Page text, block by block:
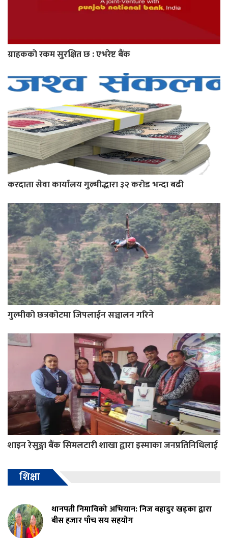
ग्राहकको रकम सुरक्षित छ : एभरेष्ट बैंक
करदाता सेवा कार्यालय गुल्मीद्धारा ३२ करोड भन्दा बढी
गुल्मीको छत्रकोटमा जिपलाईन सञ्चालन गरिने
शाइन रेसुङ्गा बैंक सिमलटारी शाखा द्वारा इस्माका जनप्रतिनिधिलाई
शिक्षा
थानपती निमाविको अभियान: निज बहादुर खड्का द्वारा
बीस हजार पाँच सय सहयोग